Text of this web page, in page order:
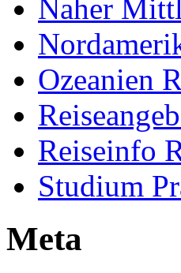
Naher
Ozeanien
Reiseinfo
Studium
Meta